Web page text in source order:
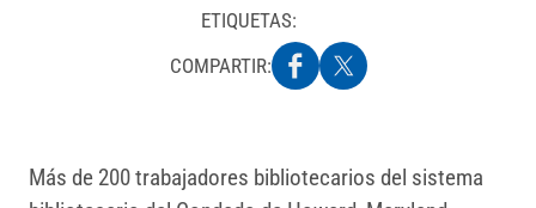
ETIQUETAS:
COMPARTIR:
Más de 200 trabajadores bibliotecarios del sistema